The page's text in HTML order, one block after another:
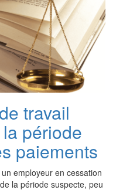
travail
période
paiements
employeur en cessation
la période suspecte, peu